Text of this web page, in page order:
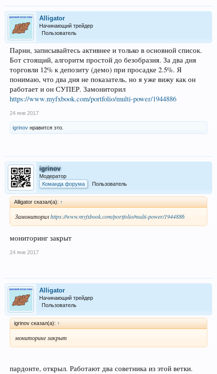
Alligator
Начинающий трейдер
Пользователь
Парни, записывайтесь активнее и только в основной список.
Бот стоящий, алгоритм простой до безобразия. За два дня
торговли 12% к депозиту (демо) при просадке 2.5%. Я
понимаю, что два дня не показатель, но я уже вижу как он
работает и он СУПЕР. Замониторил
https://www.myfxbook.com/portfolio/multi-power/1944886
24 янв 2017
igrinov нравится это.
igrinov
Модератор
Команда форума
Пользователь
Alligator сказал(а): ↑
Замониторилhttps://www.myfxbook.com/portfolio/multi-power/1944886
мониторинг закрыт
24 янв 2017
Alligator
Начинающий трейдер
Пользователь
igrinov сказал(а): ↑
мониторинг закрыт
пардонте, открыл. Работают два советника из этой ветки.